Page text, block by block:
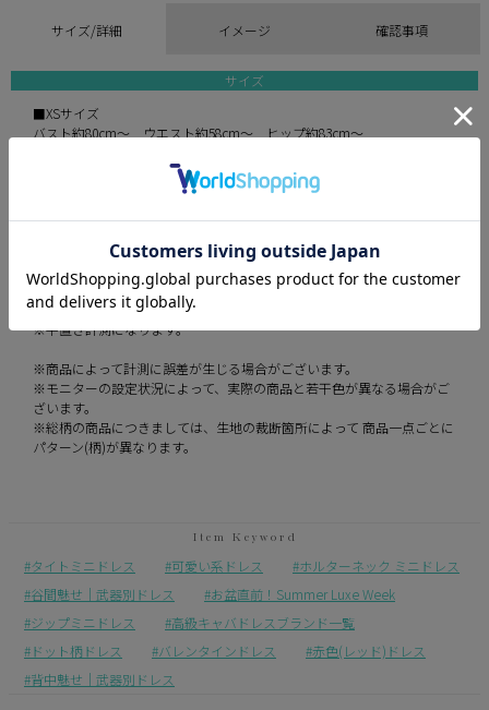
サイズ/詳細 イメージ 確認事項
サイズ
■XSサイズ
バスト約80cm〜 ウエスト約58cm〜 ヒップ約83cm〜
バスト約83cm〜 ウエスト約61cm〜 ヒップ約86cm〜
伸縮性 あり
裏地 あり
透け感 なし
※平置き計測になります。
※商品によって計測に誤差が生じる場合がございます。
※モニターの設定状況によって、実際の商品と若干色が異なる場合がご
ざいます。
※総柄の商品につきましては、生地の裁断箇所によって 商品一点ごとに
パターン(柄)が異なります。
タイトミニドレス 可愛い系ドレス
ホルターネック ミニドレス
谷間魅せ｜武器別ドレス
お盆直前！Summer Luxe Week
ジップミニドレス
高級キャバドレスブランド一覧
ドット柄ドレス
バレンタインドレス
赤色(レッド)ドレス
背中魅せ｜武器別ドレス